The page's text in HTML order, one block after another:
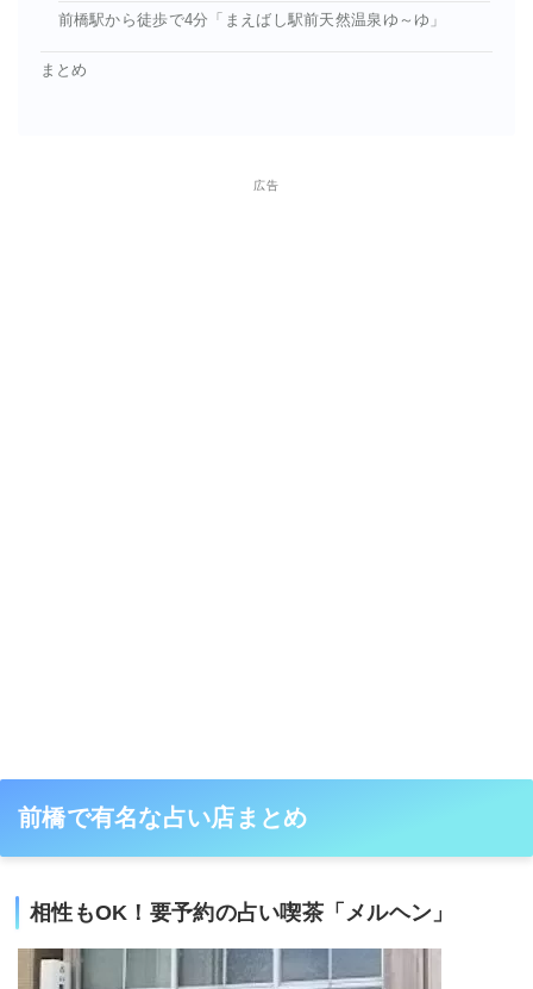
前橋駅から徒歩で4分「まえばし駅前天然温泉ゆ～ゆ」
まとめ
広告
前橋で有名な占い店まとめ
相性もOK！要予約の占い喫茶「メルヘン」